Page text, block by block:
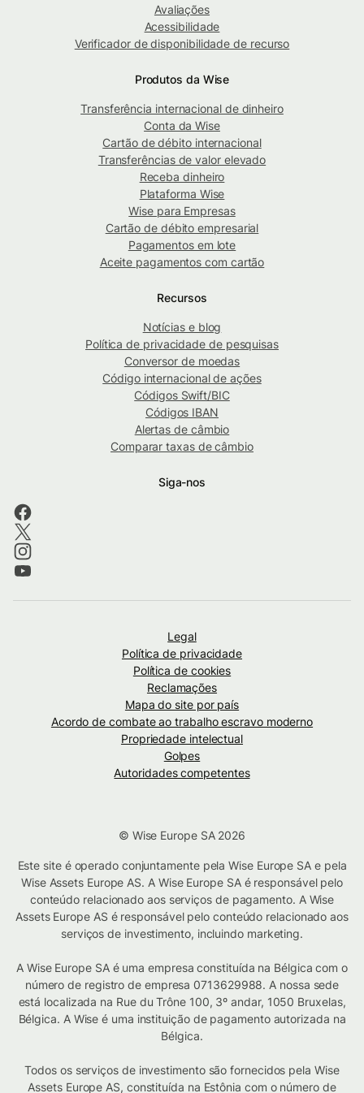
Avaliações
Acessibilidade
Verificador de disponibilidade de recurso
Produtos da Wise
Transferência internacional de dinheiro
Conta da Wise
Cartão de débito internacional
Transferências de valor elevado
Receba dinheiro
Plataforma Wise
Wise para Empresas
Cartão de débito empresarial
Pagamentos em lote
Aceite pagamentos com cartão
Recursos
Notícias e blog
Política de privacidade de pesquisas
Conversor de moedas
Código internacional de ações
Códigos Swift/BIC
Códigos IBAN
Alertas de câmbio
Comparar taxas de câmbio
Siga-nos
Legal
Política de privacidade
Política de cookies
Reclamações
Mapa do site por país
Acordo de combate ao trabalho escravo moderno
Propriedade intelectual
Golpes
Autoridades competentes
© Wise Europe SA 2026
Este site é operado conjuntamente pela Wise Europe SA e pela
Wise Assets Europe AS. A Wise Europe SA é responsável pelo
conteúdo relacionado aos serviços de pagamento. A Wise
Assets Europe AS é responsável pelo conteúdo relacionado aos
serviços de investimento, incluindo marketing.
A Wise Europe SA é uma empresa constituída na Bélgica com o
número de registro de empresa 0713629988. A nossa sede
está localizada na Rue du Trône 100, 3º andar, 1050 Bruxelas,
Bélgica. A Wise é uma instituição de pagamento autorizada na
Bélgica.
Todos os serviços de investimento são fornecidos pela Wise
Assets Europe AS, constituída na Estônia com o número de